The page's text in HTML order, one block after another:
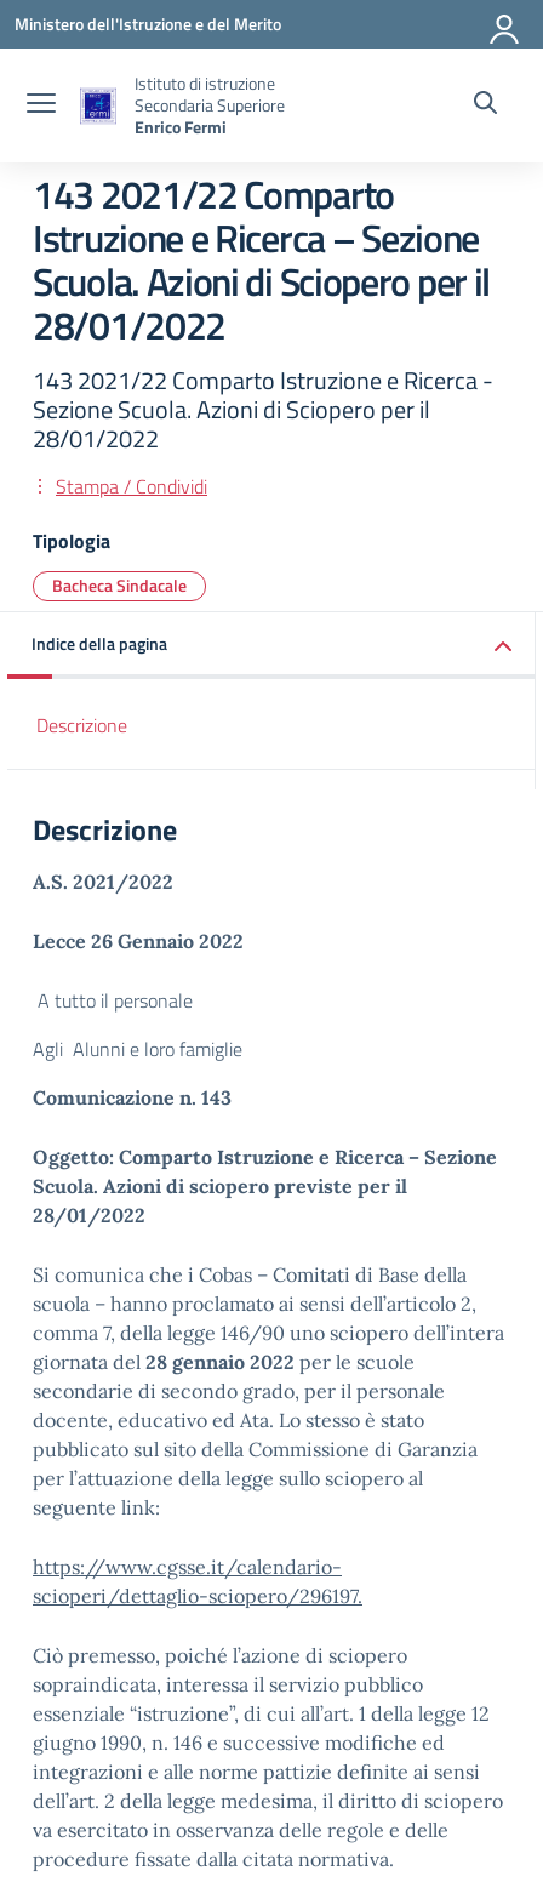
Vai ai contenuti
Vai al menu di navigazione
Vai al footer
Ministero dell'Istruzione e del Merito
Istituto di istruzione
Secondaria Superiore
Enrico Fermi
143 2021/22 Comparto
Istruzione e Ricerca – Sezione
Scuola. Azioni di Sciopero per il
28/01/2022
143 2021/22 Comparto Istruzione e Ricerca -
Sezione Scuola. Azioni di Sciopero per il
28/01/2022
Stampa / Condividi
Tipologia
Bacheca Sindacale
Indice della pagina
Descrizione
Descrizione
A.S. 2021/2022
Lecce 26 Gennaio 2022
A tutto il personale
Agli Alunni e loro famiglie
Comunicazione n. 143
Oggetto: Comparto Istruzione e Ricerca – Sezione
Scuola. Azioni di sciopero previste per il
28/01/2022
Si comunica che i Cobas – Comitati di Base della
scuola – hanno proclamato ai sensi dell’articolo 2,
comma 7, della legge 146/90 uno sciopero dell’intera
giornata del 28 gennaio 2022 per le scuole
secondarie di secondo grado, per il personale
docente, educativo ed Ata. Lo stesso è stato
pubblicato sul sito della Commissione di Garanzia
per l’attuazione della legge sullo sciopero al
seguente link:
https://www.cgsse.it/calendario-
scioperi/dettaglio-sciopero/296197.
Ciò premesso, poiché l’azione di sciopero
sopraindicata, interessa il servizio pubblico
essenziale “istruzione”, di cui all’art. 1 della legge 12
giugno 1990, n. 146 e successive modifiche ed
integrazioni e alle norme pattizie definite ai sensi
dell’art. 2 della legge medesima, il diritto di sciopero
va esercitato in osservanza delle regole e delle
procedure fissate dalla citata normativa.